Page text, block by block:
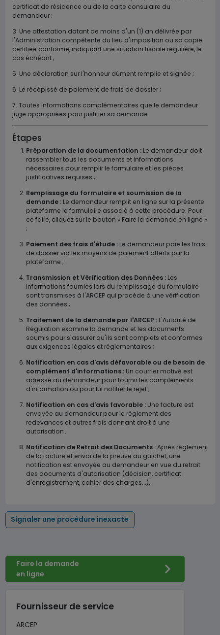
certificat de résidence ou de la carte consulaire du
demandeur ;
3. Une attestation datant de moins d'un (1) an délivrée par
l'Administration compétente du lieu d'imposition ou sa copie
certifiée conforme, indiquant une situation fiscale régulière, le
cas échéant ;
5. Une déclaration sur l'honneur dûment remplie et signée ;
6. Le récépissé de paiement de frais de dossier ;
7. Toutes informations complémentaires que le demandeur
juge appropriées pour justifier sa demande.
Étapes
Préparation de la documentation :Le demandeur doit
rassembler tous les documents et informations
nécessaires pour remplir le formulaire et les pièces
justificatives requises ;
Remplissage du formulaire et soumission de la
demande :Le demandeur remplit en ligne sur la présente
plateforme le formulaire associé à cette procédure. Pour
ce faire, cliquez sur le bouton « Faire la demande en ligne »
;
Paiement des frais d'étude :Le demandeur paie les frais
de dossier via les moyens de paiement offerts par la
plateforme ;
Transmission et Vérification des Données :Les
informations fournies lors du remplissage du formulaire
sont transmises à l'ARCEP qui procède à une vérification
des données ;
Traitement de la demande par l'ARCEP :L'Autorité de
Régulation examine la demande et les documents
soumis pour s'assurer qu'ils sont complets et conformes
aux exigences légales et réglementaires ;
Notification en cas d'avis défavorable ou de besoin de
complément d'informations :Un courrier motivé est
adressé au demandeur pour fournir les compléments
d'information ou pour lui notifier le rejet ;
Notification en cas d'avis favorable :Une facture est
envoyée au demandeur pour le règlement des
redevances et autres frais donnant droit à une
autorisation ;
Notification de Retrait des Documents :Après règlement
de la facture et envoi de la preuve au guichet, une
notification est envoyée au demandeur en vue du retrait
des documents d'autorisation (décision, certificat
d'enregistrement, cahier des charges...).
Signaler une procédure inexacte
Faire la demande
en ligne
Fournisseur de service
ARCEP